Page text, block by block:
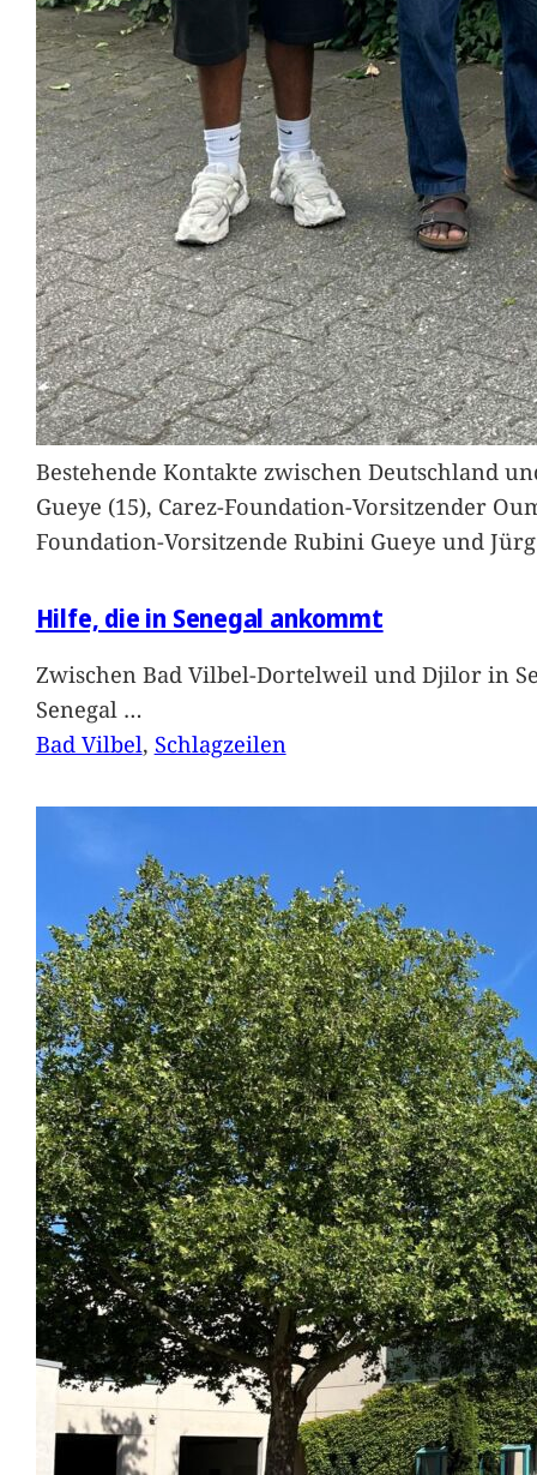
Bestehende Kontakte zwischen Deutschland
Gueye (15), Carez-Foundation-Vorsitzender
Foundation-Vorsitzende Rubini Gueye und
Hilfe, die in Senegal ankommt
Zwischen Bad Vilbel-Dortelweil und Djilor in
Senegal …
Bad Vilbel, Schlagzeilen